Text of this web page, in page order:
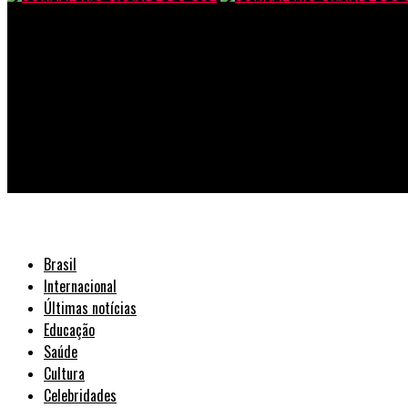
Brasil
Internacional
Últimas notícias
Educação
Saúde
Cultura
Celebridades